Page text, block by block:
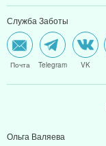
Служба Заботы
Почта Telegram VK
Ольга Валяева